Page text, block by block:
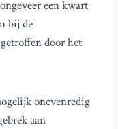
een kwart
bij de
door het
onevenredig
aan